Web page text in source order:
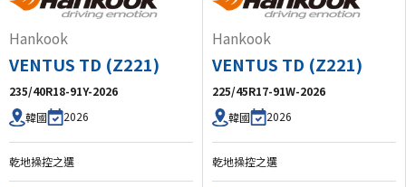
Hankook
VENTUS TD (Z221)
235/40R18-91Y-2026
韓國
2026
乾地操控之選
Hankook
VENTUS TD (Z221)
225/45R17-91W-2026
韓國
2026
乾地操控之選